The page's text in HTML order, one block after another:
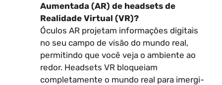
Aumentada (AR) de headsets de
Realidade Virtual (VR)?
Óculos AR projetam informações digitais
no seu campo de visão do mundo real,
permitindo que você veja o ambiente ao
redor. Headsets VR bloqueiam
completamente o mundo real para imergi-